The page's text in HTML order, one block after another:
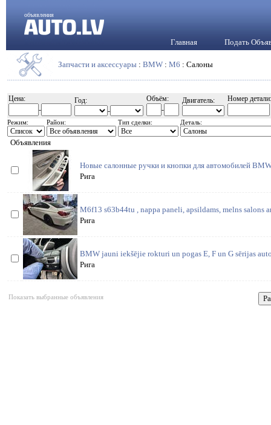
объявления
Главная Подать
Запчасти и аксессуары : BMW : M6 : Салоны
Цена:
-
Год:
-
Объём:
-
Двигатель: Номер детали:
Режим: Район: Тип сделки: Деталь:
Объявления
Новые салонные ручки и кнопки для автомобилей
Рига
M6f13 s63b44tu , nappa paneli, apsildams, melns salons
Рига
BMW jauni iekšējie rokturi un pogas E, F un G sērijas
Рига
Показать выбранные объявления